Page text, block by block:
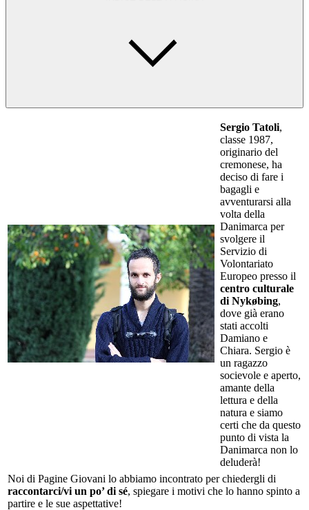
Sergio Tatoli,
classe 1987,
originario del
cremonese, ha
deciso di fare i
bagagli e
avventurarsi alla
volta della
Danimarca per
svolgere il
Servizio di
Volontariato
Europeo presso il
centro culturale
di Nykøbing,
dove già erano
stati accolti
Damiano e
Chiara. Sergio è
un ragazzo
socievole e aperto,
amante della
lettura e della
natura e siamo
certi che da questo
punto di vista la
Danimarca non lo
deluderà!
Noi di Pagine Giovani lo abbiamo incontrato per chiedergli di
raccontarci/vi un po’ di sé, spiegare i motivi che lo hanno spinto a
partire e le sue aspettative!